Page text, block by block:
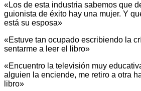
«Los de esta industria sabemos que
guionista de éxito hay una mujer. Y
está su esposa»
«Estuve tan ocupado escribiendo la
sentarme a leer el libro»
«Encuentro la televisión muy
alguien la enciende, me retiro a otra
libro»